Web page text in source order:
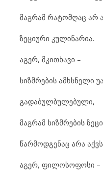
მაგრამ რატომღაც არ
ზეციური კულინარია.
აგერ, მკითხავი –
სიზმრების ამხსნელი
გადაბულბულებული,
მაგრამ სიზმრების ზეცი
წარმოდგენაც არა
აგერ, ფილოსოფოსი –